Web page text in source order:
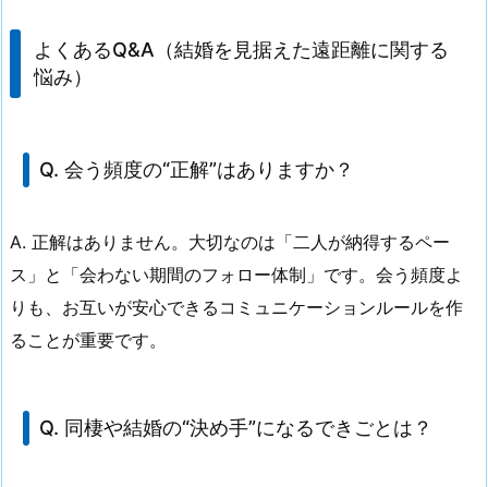
よくあるQ&A（結婚を見据えた遠距離に関する
悩み）
Q. 会う頻度の“正解”はありますか？
A. 正解はありません。大切なのは「二人が納得するペー
ス」と「会わない期間のフォロー体制」です。会う頻度よ
りも、お互いが安心できるコミュニケーションルールを作
ることが重要です。
Q. 同棲や結婚の“決め手”になるできごとは？